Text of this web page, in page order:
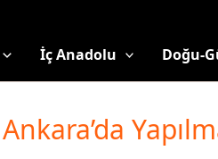
İç Anadolu Doğu-